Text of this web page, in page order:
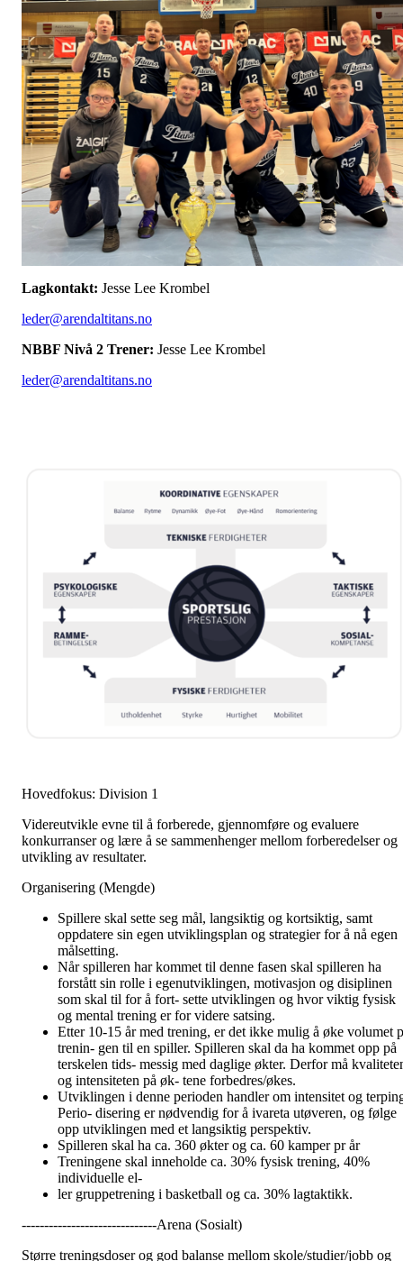
Lagkontakt: Jesse Lee Krombel
leder@arendaltitans.no
NBBF Nivå 2 Trener: Jesse Lee Krombel
leder@arendaltitans.no
Hovedfokus: Division 1
Videreutvikle evne til å forberede, gjennomføre og evaluere
konkurranser og lære å se sammenhenger mellom forberedelser og
utvikling av resultater.
Organisering (Mengde)
Spillere skal sette seg mål, langsiktig og kortsiktig, samt
oppdatere sin egen utviklingsplan og strategier for å nå egen
målsetting.
Når spilleren har kommet til denne fasen skal spilleren ha
forstått sin rolle i egenutviklingen, motivasjon og disiplinen
som skal til for å fort- sette utviklingen og hvor viktig fysisk
og mental trening er for videre satsing.
Etter 10-15 år med trening, er det ikke mulig å øke volumet
trenin- gen til en spiller. Spilleren skal da ha kommet opp på
terskelen tids- messig med daglige økter. Derfor må
og intensiteten på øk- tene forbedres/økes.
Utviklingen i denne perioden handler om intensitet og
Perio- disering er nødvendig for å ivareta utøveren, og følge
opp utviklingen med et langsiktig perspektiv.
Spilleren skal ha ca. 360 økter og ca. 60 kamper pr år
Treningene skal inneholde ca. 30% fysisk trening, 40%
individuelle el-
ler gruppetrening i basketball og ca. 30% lagtaktikk.
------------------------------Arena (Sosialt)
Større treningsdoser og god balanse mellom skole/studier/jobb og